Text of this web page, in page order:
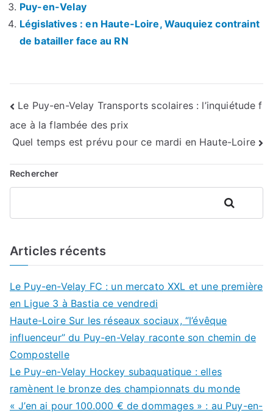
Puy-en-Velay
Législatives : en Haute-Loire, Wauquiez contraint
de batailler face au RN
Navigation
de
l’article
Le Puy-en-Velay Transports scolaires : l’inquiétude f
ace à la flambée des prix
Quel temps est prévu pour ce mardi en Haute-Loire
Rechercher
Rechercher
Articles récents
Le Puy-en-Velay FC : un mercato XXL et une première
en Ligue 3 à Bastia ce vendredi
Haute-Loire Sur les réseaux sociaux, “l’évêque
influenceur” du Puy-en-Velay raconte son chemin de
Compostelle
Le Puy-en-Velay Hockey subaquatique : elles
ramènent le bronze des championnats du monde
« J’en ai pour 100.000 € de dommages » : au Puy-en-